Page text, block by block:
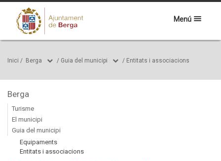
Menú
Inici / Berga / Guia del municipi / Entitats i associacions
Berga
Turisme
El municipi
Guia del municipi
Equipaments
Entitats i associacions